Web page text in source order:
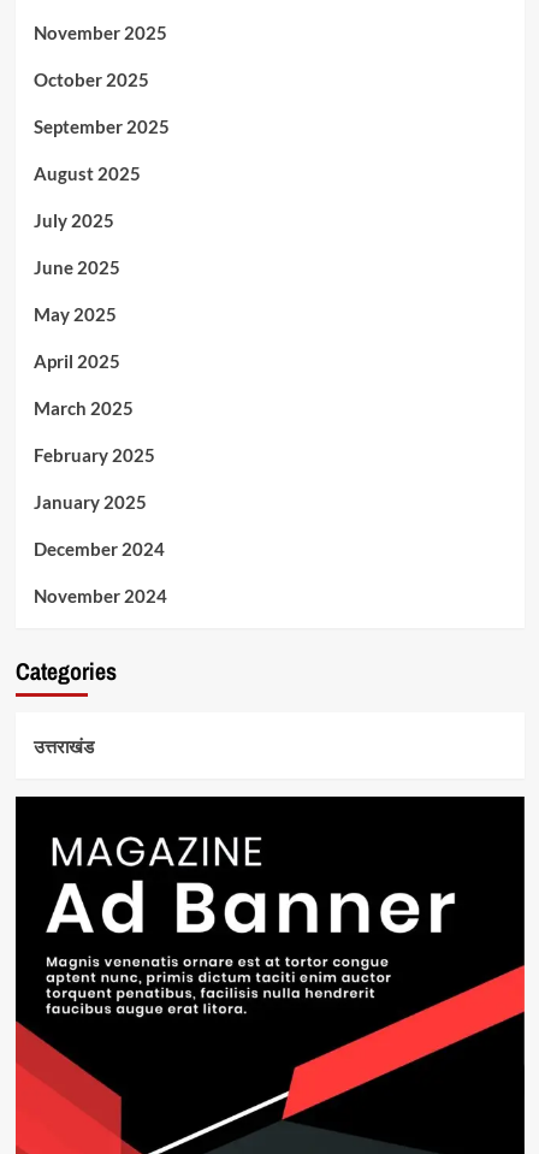
November 2025
October 2025
September 2025
August 2025
July 2025
June 2025
May 2025
April 2025
March 2025
February 2025
January 2025
December 2024
November 2024
Categories
उत्तराखंड